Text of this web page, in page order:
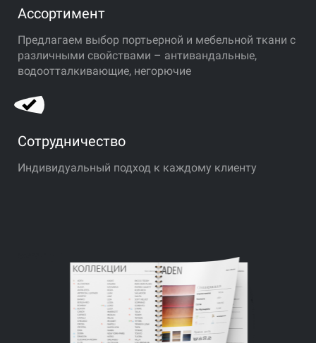
Ассортимент
Предлагаем выбор портьерной и мебельной ткани с
различными свойствами – антивандальные,
водоотталкивающие, негорючие
Сотрудничество
Индивидуальный подход к каждому клиенту